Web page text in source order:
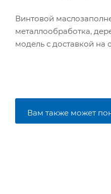
Винтовой
металлообработка,
модель с доставкой на
Вам также может